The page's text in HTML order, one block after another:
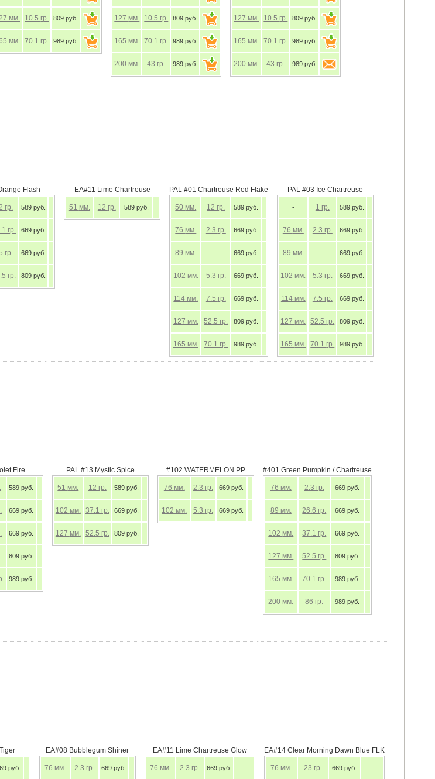
мм. 10.5 гр. 809 руб.
мм. 70.1 гр. 989 руб.
127 мм. 10.5 гр. 809 руб.
165 мм. 70.1 гр. 989 руб.
200 мм. 43 гр. 989 руб.
127 мм. 10.5 гр. 809 руб.
165 мм. 70.1 гр. 989 руб.
200 мм. 43 гр. 989 руб.
Flash
гр. 589 руб.
гр. 669 руб.
669 руб.
гр. 809 руб.
EA#11 Lime Chartreuse
51мм. 12 589 руб.
PAL #01 Chartreuse Red Flake
50мм. 12 589 руб.
76мм. 2.3 669 руб.
89мм. 669 руб.
102мм. 5.3 669 руб.
114мм. 7.5 669 руб.
127мм. 52.5 гр. 809 руб.
165мм. 70.1 гр. 989 руб.
PAL #03 Ice Chartreuse
1 589 руб.
76мм. 2.3 669 руб.
89мм. 669 руб.
102мм. 5.3 669 руб.
114мм. 7.5 669 руб.
127мм. 52.5 гр. 809 руб.
165мм. 70.1 гр. 989 руб.
Fire
589 руб.
669 руб.
669 руб.
809 руб.
989 руб.
PAL #13 Mystic Spice
51 мм. 12 гр. 589 руб.
102 мм. 37.1 гр. 669 руб.
127 мм. 52.5 гр. 809 руб.
#102 WATERMELON PP
76 мм. 2.3 гр. 669 руб.
102 мм. 5.3 гр. 669 руб.
#401 Green Pumpkin / Chartreuse
76 мм. 2.3 гр. 669 руб.
89 мм. 26.6 гр. 669 руб.
102 мм. 37.1 гр. 669 руб.
127 мм. 52.5 гр. 809 руб.
165 мм. 70.1 гр. 989 руб.
200 мм. 86 гр. 989 руб.
руб.
EA#08 Bubblegum Shiner
76 мм. 2.3 гр. 669 руб.
EA#11 Lime Chartreuse Glow
76 мм. 2.3 гр. 669 руб.
EA#14 Clear Morning Dawn Blue FLK
76 мм. 23 гр. 669 руб.